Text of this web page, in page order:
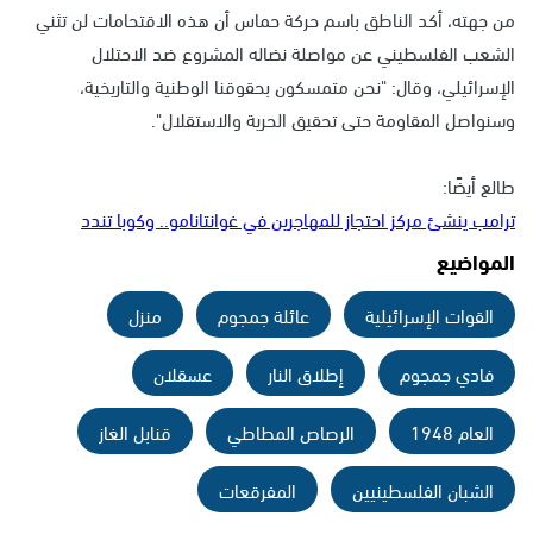
من جهته، أكد الناطق باسم حركة حماس أن هذه الاقتحامات لن تثني
الشعب الفلسطيني عن مواصلة نضاله المشروع ضد الاحتلال
الإسرائيلي، وقال: "نحن متمسكون بحقوقنا الوطنية والتاريخية،
وسنواصل المقاومة حتى تحقيق الحرية والاستقلال".
طالع أيضًا:
ترامب ينشئ مركز احتجاز للمهاجرين في غوانتانامو.. وكوبا تندد
المواضيع
القوات الإسرائيلية عائلة جمجوم
منزل
فادي جمجوم
إطلاق النار
عسقلان
العام 1948
الرصاص المطاطي
قنابل الغاز
الشبان الفلسطينيين
المفرقعات